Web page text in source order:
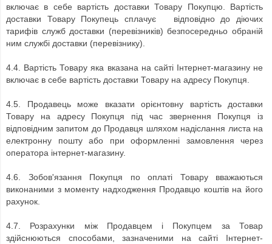
включає в себе вартість доставки Товару Покупцю. Вартість
доставки Товару Покупець сплачує відповідно до діючих
тарифів служб доставки (перевізників) безпосередньо обраній
ним службі доставки (перевізнику).
4.4. Вартість Товару яка вказана на сайті Інтернет-магазину не
включає в себе вартість доставки Товару на адресу Покупця.
4.5.
Продавець може вказати орієнтовну вартість доставки
Товару на адресу Покупця під час звернення Покупця із
відповідним запитом до Продавця шляхом надіслання листа на
електронну пошту або при оформленні замовлення через
оператора інтернет-магазину.
4.6.
Зобов'язання Покупця по оплаті Товару вважаються
виконаними з моменту надходження Продавцю коштів на його
рахунок.
4.7.
Розрахунки між Продавцем і Покупцем за Товар
здійснюються способами, зазначеними на сайті
Інтернет-